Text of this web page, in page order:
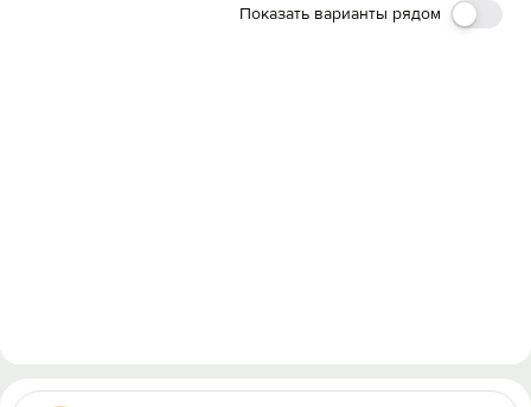
Показать варианты рядом